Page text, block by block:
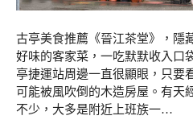
古亭美食推薦《晉江茶堂》，隱
好味的客家菜，一吃默默收入口
亭捷運站周邊一直很顯眼，只要
可能被風吹倒的木造房屋。有天
不少，大多是附近上班族一…